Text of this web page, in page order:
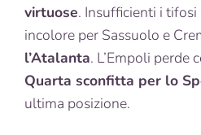
virtuose. Insufficienti i tifosi
incolore per Sassuolo e
l’Atalanta. L’Empoli perde
Quarta sconfitta per lo
ultima posizione.